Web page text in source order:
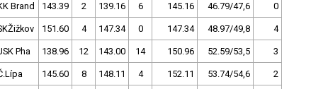
Brand 143.39 2 139.16 6 145.16 46.79/47,6 0
151.60 4 147.34 0 147.34 48.97/49,8 4
Pha 138.96 12 143.00 14 150.96 52.59/53,5 3
145.60 8 148.11 4 152.11 53.74/54,6 2